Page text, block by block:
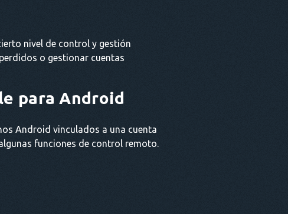
nivel de control y gestión
o gestionar cuentas
para Android
Android vinculados a una cuenta
funciones de control remoto.